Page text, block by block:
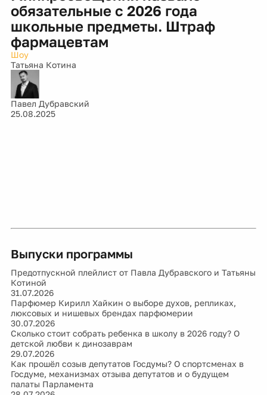
обязательные с 2026 года
школьные предметы. Штраф
фармацевтам
Шоу
Татьяна Котина
Павел Дубравский
25.08.2025
Выпуски программы
Предотпускной плейлист от Павла Дубравского и Татьяны
Котиной
31.07.2026
Парфюмер Кирилл Хайкин о выборе духов, репликах,
люксовых и нишевых брендах парфюмерии
30.07.2026
Сколько стоит собрать ребенка в школу в 2026 году? О
детской любви к динозаврам
29.07.2026
Как прошёл созыв депутатов Госдумы? О спортсменах в
Госдуме, механизмах отзыва депутатов и о будущем
палаты Парламента